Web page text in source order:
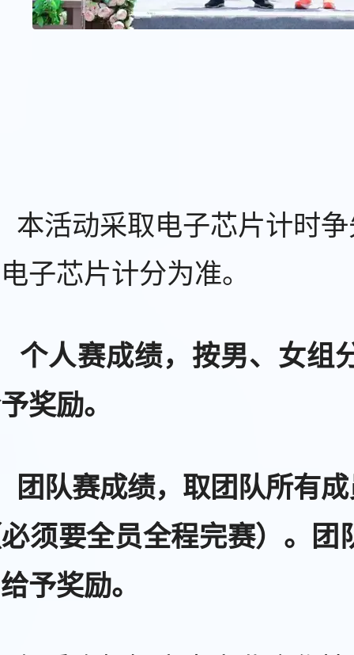
本活动采取电子芯片计时
子芯片计分为准。
个人赛成绩，按男、女组
奖励。
团队赛成绩，取团队所有
须要全员全程完赛）。
予奖励。